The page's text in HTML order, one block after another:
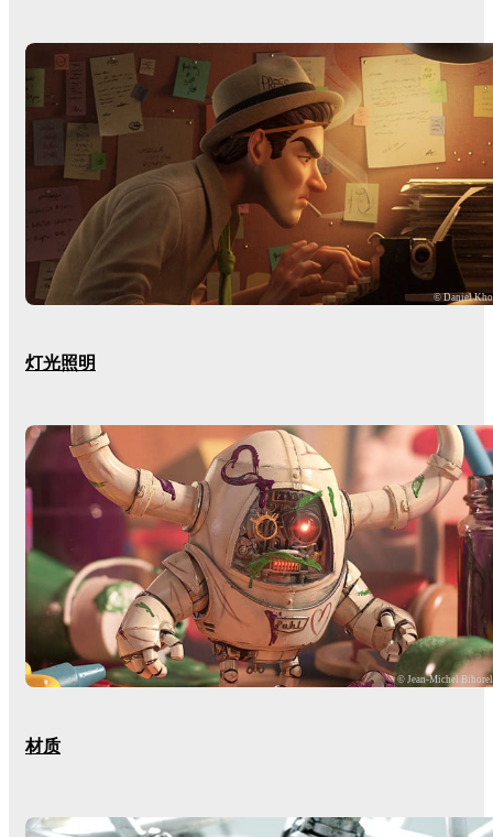
© Daniel Kho
灯光照明
© Jean-Michel Bihorel
材质